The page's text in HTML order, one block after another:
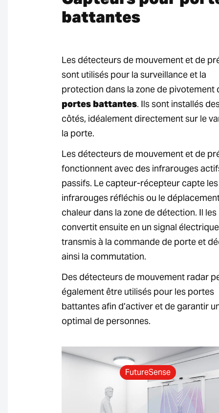
battantes
Les détecteurs de mouvement et de
sont utilisés pour la surveillance et la
protection dans la zone de pivotement
portes battantes. Ils sont installés
côtés, idéalement directement sur le
la porte.
Les détecteurs de mouvement et de
fonctionnent avec des infrarouges
passifs. Le capteur-récepteur capte
infrarouges réfléchis ou le
chaleur dans la zone de détection. Il les
convertit ensuite en un signal
transmis à la commande de porte et
ainsi la commutation.
Des détecteurs de mouvement radar
également être utilisés pour les portes
battantes afin d’activer et de garantir
optimal de personnes.
FutureSense